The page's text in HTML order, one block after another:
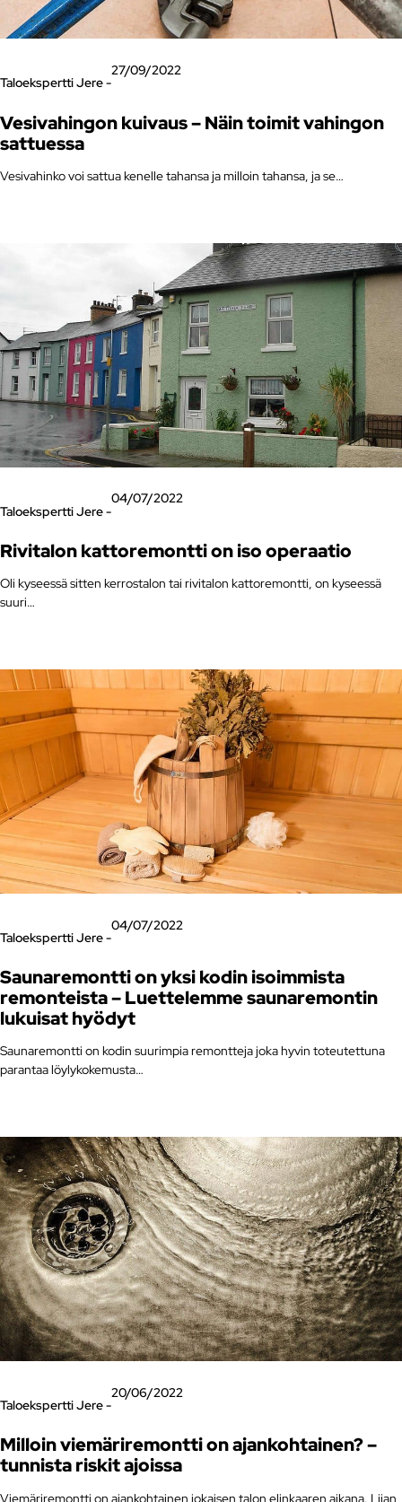
Taloekspertti Jere -
27/09/2022
Vesivahingon kuivaus – Näin toimit vahingon
sattuessa
Vesivahinko voi sattua kenelle tahansa ja milloin tahansa, ja se…
Taloekspertti Jere -
04/07/2022
Rivitalon kattoremontti on iso operaatio
Oli kyseessä sitten kerrostalon tai rivitalon kattoremontti, on kyseessä
suuri…
Taloekspertti Jere -
04/07/2022
Saunaremontti on yksi kodin isoimmista
remonteista – Luettelemme saunaremontin
lukuisat hyödyt
Saunaremontti on kodin suurimpia remontteja joka hyvin toteutettuna
parantaa löylykokemusta…
Taloekspertti Jere -
20/06/2022
Milloin viemäriremontti on ajankohtainen? –
tunnista riskit ajoissa
Viemäriremontti on ajankohtainen jokaisen talon elinkaaren aikana. Liian